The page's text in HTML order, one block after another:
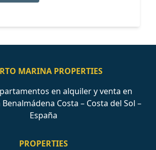
MARINA PROPERTIES
en alquiler y venta en
Costa – Costa del Sol –
España
PROPERTIES